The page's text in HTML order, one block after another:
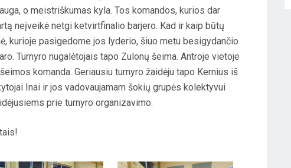
o meistriškumas kyla. Tos komandos, kurios dar
neįveikė netgi ketvirtfinalio barjero. Kad ir kaip būtų
kurioje pasigedome jos lyderio, šiuo metu besigydančio
Turnyro nugalėtojais tapo Zulonų šeima. Antroje vietoje
komanda. Geriausiu turnyro žaidėju tapo Kernius iš
Inai ir jos vadovaujamam šokių grupės kolektyvui
prie turnyro organizavimo.